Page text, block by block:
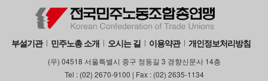
부설기관 민주노총 소개 오시는 길 이용약관 개인정보처리방침
(우) 04518 서울특별시 중구 정동길 3 경향신문사 14층
Tel : (02) 2670-9100 | Fax : (02) 2635-1134